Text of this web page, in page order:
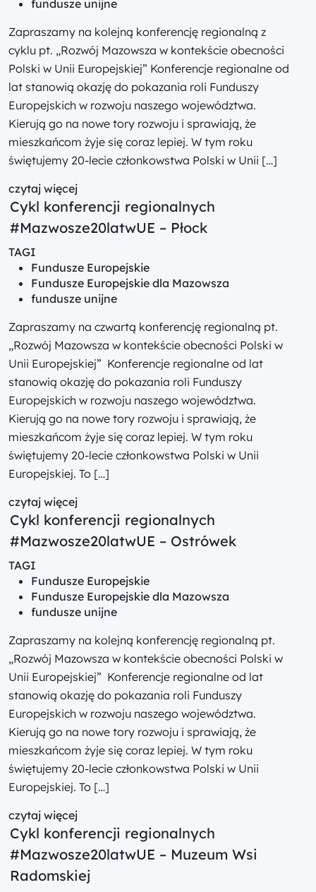
fundusze unijne
Zapraszamy na kolejną konferencję regionalną z
cyklu pt. „Rozwój Mazowsza w kontekście obecności
Polski w Unii Europejskiej” Konferencje regionalne od
lat stanowią okazję do pokazania roli Funduszy
Europejskich w rozwoju naszego województwa.
Kierują go na nowe tory rozwoju i sprawiają, że
mieszkańcom żyje się coraz lepiej. W tym roku
świętujemy 20-lecie członkowstwa Polski w Unii […]
czytaj więcej
Cykl konferencji regionalnych
#Mazwosze20latwUE – Płock
TAGI
Fundusze Europejskie
Fundusze Europejskie dla Mazowsza
fundusze unijne
Zapraszamy na czwartą konferencję regionalną pt.
„Rozwój Mazowsza w kontekście obecności Polski w
Unii Europejskiej” Konferencje regionalne od lat
stanowią okazję do pokazania roli Funduszy
Europejskich w rozwoju naszego województwa.
Kierują go na nowe tory rozwoju i sprawiają, że
mieszkańcom żyje się coraz lepiej. W tym roku
świętujemy 20-lecie członkowstwa Polski w Unii
Europejskiej. To […]
czytaj więcej
Cykl konferencji regionalnych
#Mazwosze20latwUE – Ostrówek
TAGI
Fundusze Europejskie
Fundusze Europejskie dla Mazowsza
fundusze unijne
Zapraszamy na kolejną konferencję regionalną pt.
„Rozwój Mazowsza w kontekście obecności Polski w
Unii Europejskiej” Konferencje regionalne od lat
stanowią okazję do pokazania roli Funduszy
Europejskich w rozwoju naszego województwa.
Kierują go na nowe tory rozwoju i sprawiają, że
mieszkańcom żyje się coraz lepiej. W tym roku
świętujemy 20-lecie członkowstwa Polski w Unii
Europejskiej. To […]
czytaj więcej
Cykl konferencji regionalnych
#Mazwosze20latwUE – Muzeum Wsi
Radomskiej